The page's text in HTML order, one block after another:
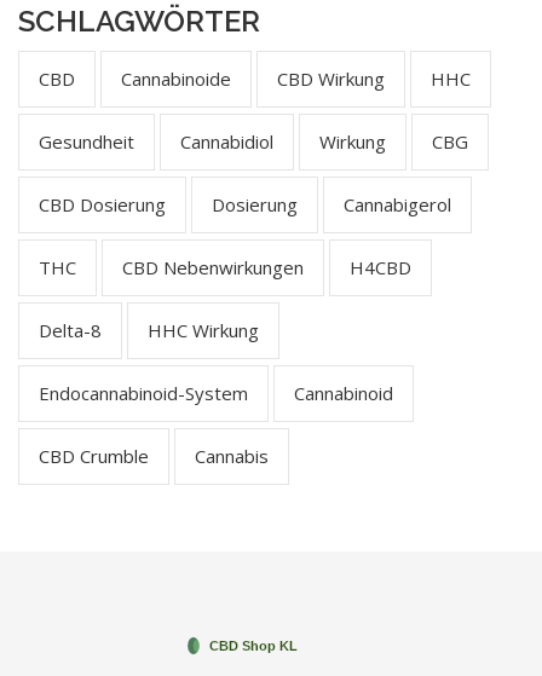
SCHLAGWÖRTER
CBD Cannabinoide CBD Wirkung HHC
Gesundheit Cannabidiol Wirkung CBG
CBD Dosierung Dosierung Cannabigerol
THC CBD Nebenwirkungen H4CBD
Delta-8 HHC Wirkung
Endocannabinoid-System Cannabinoid
CBD Crumble Cannabis